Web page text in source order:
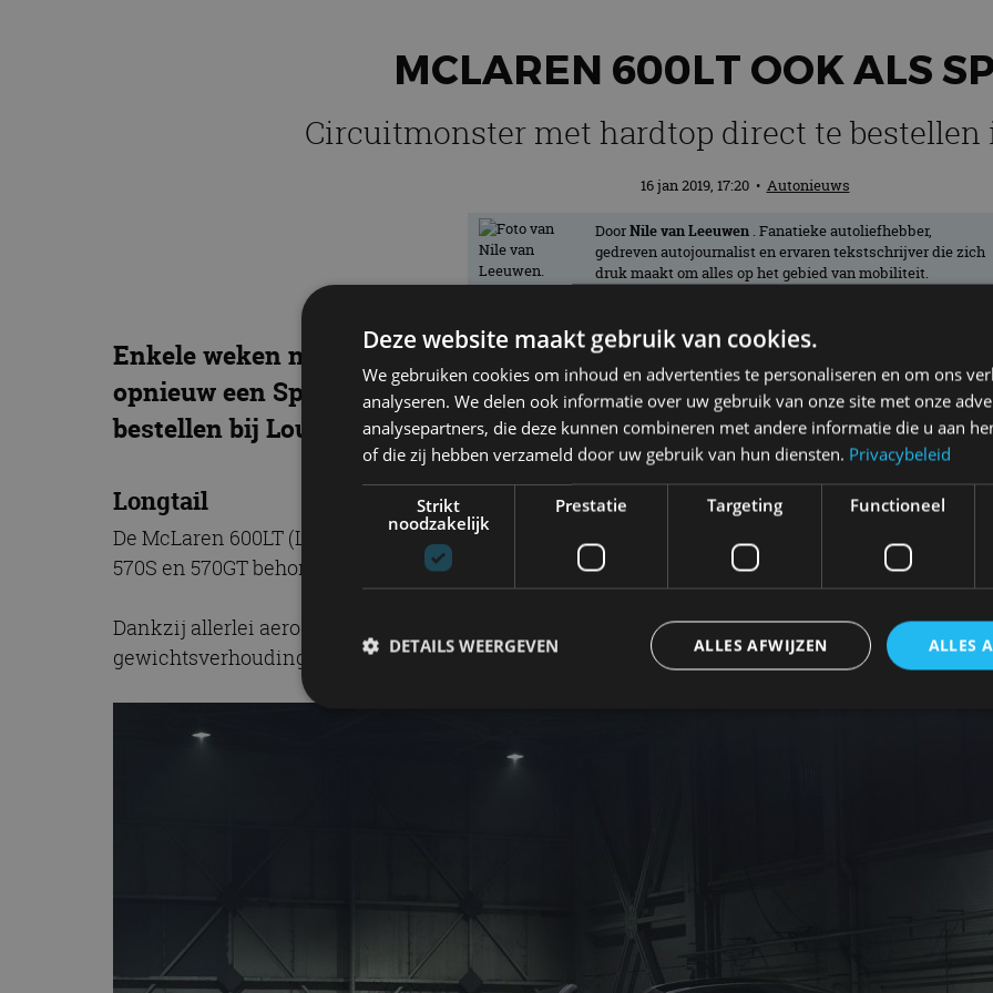
MCLAREN 600LT OOK ALS
Circuitmonster met hardtop direct te bestellen
16 jan 2019, 17:20 • Autonieuws
DoorNile van Leeuwen . Fanatieke autoliefhebber,
gedreven autojournalist en ervaren tekstschrijver die zich
druk maakt om alles op het gebied van mobiliteit.
Enkele weken na de onthulling van de McLaren 720S Spider lanceert
opnieuw een Spider. Ditmaal gaat het om de open variant van de
bestellen bij Louwman Exclusive.
Longtail
De McLaren 600LT (Longtail) is de extreemste uitvoering van de kleinere Sport Series-
570S en 570GT behoren. Hij is krachtiger en lichter dan de 570GT en zowel binnen als buiten
Dankzij allerlei aerodynamische aanpassingen, speciaal ontwikkelde Pirelli P Zero Trofeo
gewichtsverhouding is de McLaren 600LT een circuitmonster voor gevorderden.
Deze website maakt gebruik van cookies.
We gebruiken cookies om inhoud en advertenties te personaliseren en om ons
analyseren. We delen ook informatie over uw gebruik van onze site met onze
analysepartners, die deze kunnen combineren met andere informatie die u aan
of die zij hebben verzameld door uw gebruik van hun diensten. Privacybeleid
Strikt
noodzakelijk
Prestatie Targeting Functioneel
ALLES
ALLES AFWIJZEN
DETAILS WEERGEVEN
Strikt noodzakelijk
1 jaar
beveiligingsbeperkingen op basis van het IP-
te omzeilen. Het is essentieel voor het
veiligheid van een website functies en in het